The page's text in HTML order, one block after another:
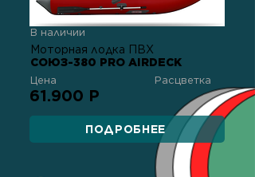
В наличии
Моторная лодка ПВХ
СОЮЗ-380 PRO AIRDECK
Цена Расцветка
61.900 Р
ПОДРОБНЕЕ